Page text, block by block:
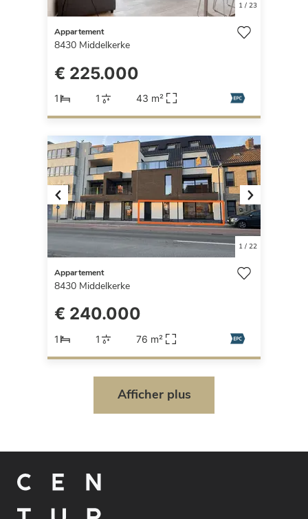
1/ 23
Appartement
8430 Middelkerke
€ 225.000
1 1 43 m²
Previous Next
1/ 22
Appartement
8430 Middelkerke
€ 240.000
1 1 76 m²
Afficher plus